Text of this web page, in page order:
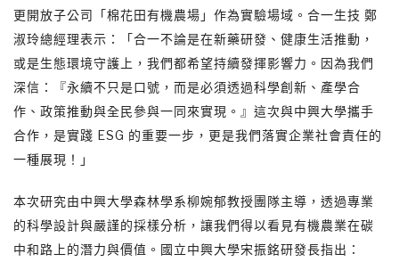
更開放子公司「棉花田有機農場」作為實驗場域。合一生技 鄭
淑玲總經理表示：「合一不論是在新藥研發、健康生活推動，
或是生態環境守護上，我們都希望持續發揮影響力。因為我們
深信：『永續不只是口號，而是必須透過科學創新、產學合
作、政策推動與全民參與一同來實現。』這次與中興大學攜手
合作，是實踐 ESG 的重要一步，更是我們落實企業社會責任的
一種展現！」
本次研究由中興大學森林學系柳婉郁教授團隊主導，透過專業
的科學設計與嚴謹的採樣分析，讓我們得以看見有機農業在碳
中和路上的潛力與價值。國立中興大學宋振銘研發長指出：